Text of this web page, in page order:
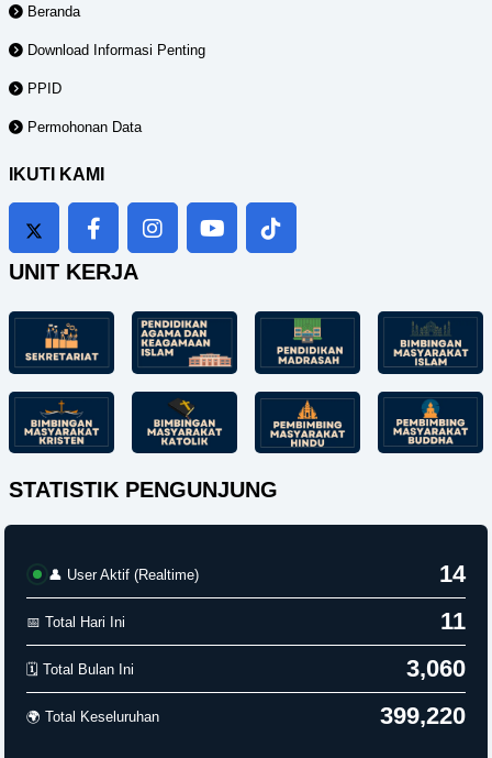
Beranda
Download Informasi Penting
PPID
Permohonan Data
IKUTI KAMI
UNIT KERJA
STATISTIK PENGUNJUNG
👤 User Aktif (Realtime) 14
📅 Total Hari Ini 11
🗓️ Total Bulan Ini 3,060
🌍 Total Keseluruhan 399,220